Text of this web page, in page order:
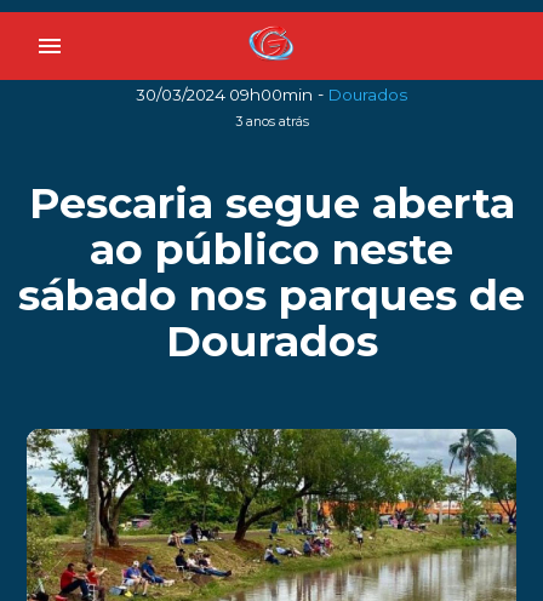
menu
30/03/2024 09h00min - Dourados
3 anos atrás
Pescaria segue aberta
ao público neste
sábado nos parques de
Dourados